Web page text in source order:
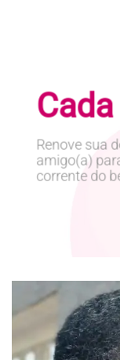
Renove sua
amigo(a)
corrente do